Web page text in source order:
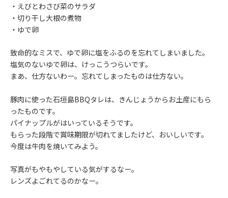
・えびとわさび菜のサラダ
・切り干し大根の煮物
・ゆで卵
致命的なミスで、ゆで卵に塩をふるのを忘れてしまいました。
塩気のないゆで卵は、けっこうつらいです。
まあ、仕方ないわー。忘れてしまったものは仕方ない。
豚肉に使った石垣島BBQタレは、きんじょうからお土産にもら
ったものです。
パイナップルがはいっているそうです。
もらった段階で賞味期限が切れてましたけど、おいしいです。
今度は牛肉を焼いてみよう。
写真がもやもやしている気がするなー。
レンズよごれてるのかなー。